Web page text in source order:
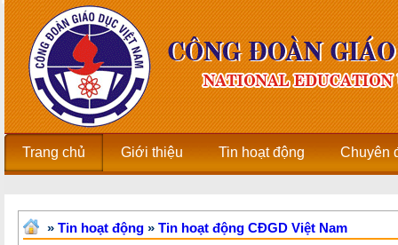
Trang chủ Giới thiệu Tin hoạt động Chuyên
» Tin hoạt động » Tin hoạt động CĐGD Việt Nam